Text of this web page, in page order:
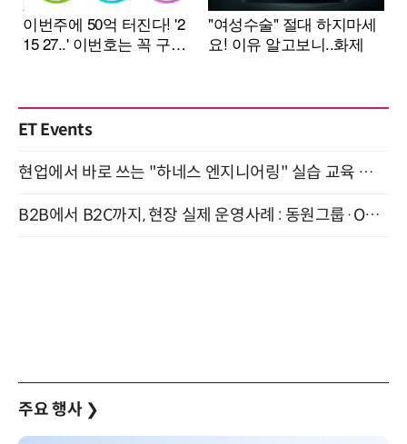
ET Events
현업에서 바로 쓰는 "하네스 엔지니어링" 실습 교육 워크숍 8월 20일 개최
B2B에서 B2C까지, 현장 실제 운영사례 : 동원그룹·OCI·다이닝브랜즈그룹·당근 (8/27)
주요 행사 ❯